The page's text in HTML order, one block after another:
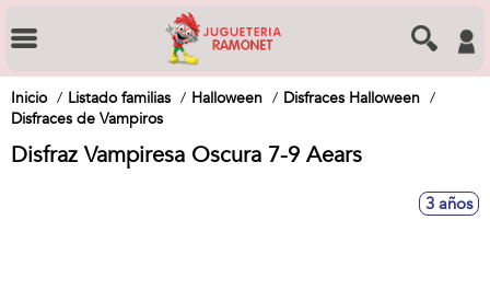
Inicio Listado familias Halloween
Disfraces Halloween
Disfraces de Vampiros
Disfraz Vampiresa Oscura 7-9 Aears
3 años